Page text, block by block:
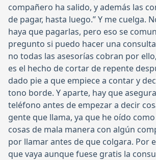
compañero ha salido, y además las
de pagar, hasta luego.” Y me cuelga.
haya que pagarlas, pero eso se
pregunto si puedo hacer una
no todas las asesorías cobran por
es el hecho de cortar de repente
dado pie a que empiece a contar y
tono borde. Y aparte, hay que
teléfono antes de empezar a decir
gente que llama, ya que he oído
cosas de mala manera con algún
por llamar antes de que colgara. Por
que vaya aunque fuese gratis la